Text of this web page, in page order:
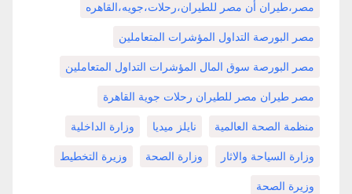
مصر،طيران أن مصر للطيران،رحلات،جويه،القاهره
مصر البورصة التداول المؤشرات المتعاملين
مصر البورصة سوق المال المؤشرات التداول المتعاملين
مصر طيران مصر للطيران رحلات جوية القاهرة
منظمة الصحة العالمية نايلز ميديا وزارة الداخلية
وزارة السياحة والاثار وزارة الصحة وزيرة التخطيط
وزيرة الصحة